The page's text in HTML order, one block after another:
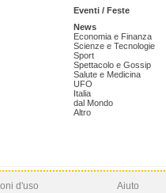
Eventi / Feste
News
Economia e Finanza
Scienze e Tecnologie
Sport
Spettacolo e Gossip
Salute e Medicina
UFO
Italia
dal Mondo
Altro
d'uso
Aiuto